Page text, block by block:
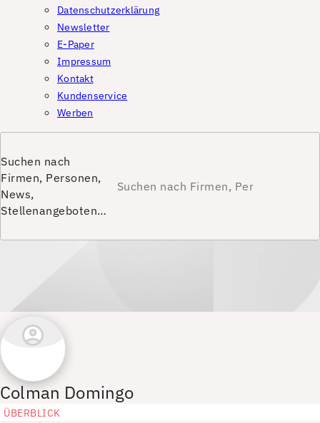
Datenschutzerklärung
Newsletter
E-Paper
Impressum
Kontakt
Kundenservice
Werben
Suchen nach
Firmen, Personen,
News,
Stellenangeboten…
Colman Domingo
ÜBERBLICK